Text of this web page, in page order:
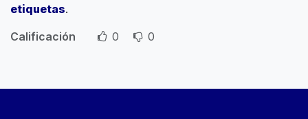
etiquetas.
Calificación
0 0